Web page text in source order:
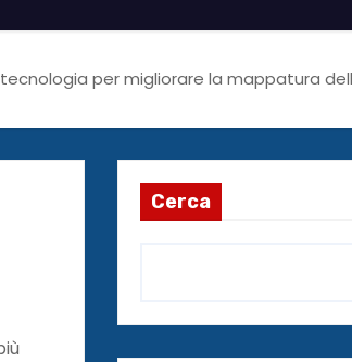
per migliorare la mappatura
Cerca